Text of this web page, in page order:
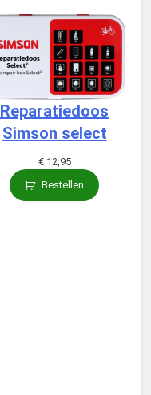
Reparatiedoos
Simson select
€12,95
Bestellen